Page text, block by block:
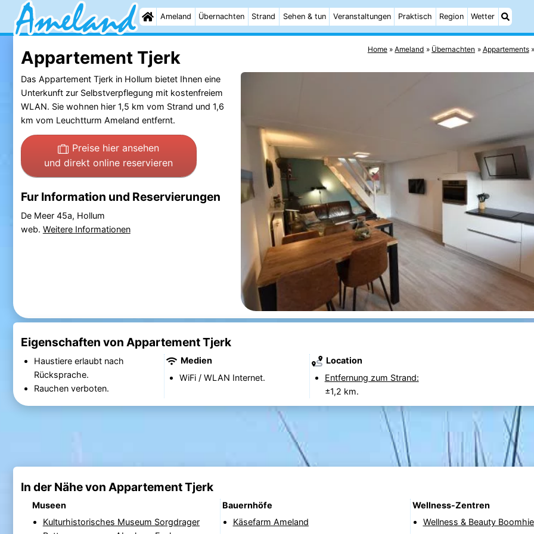
Ameland Übernachten Strand Sehen & tun Veranstaltungen Praktisch Region Wetter
Home Ameland Übernachten Appartements
Appartement Tjerk
Das Appartement Tjerk in Hollum bietet Ihnen eine
Unterkunft zur Selbstverpflegung mit kostenfreiem
WLAN. Sie wohnen hier 1,5 km vom Strand und 1,6
km vom Leuchtturm Ameland entfernt.
Preise hier ansehen
und direkt online reservieren
Fur Information und Reservierungen
De Meer 45a, Hollum
web. Weitere Informationen
Eigenschaften von Appartement Tjerk
Haustiere erlaubt nach
Rücksprache.
Rauchen verboten.
Medien
WiFi / WLAN Internet.
Location
Entfernung zum Strand:
±1,2 km.
In der Nähe von Appartement Tjerk
Museen
Kulturhistorisches Museum Sorgdrager
Bauernhöfe
Käsefarm Ameland
Wellness-Zentren
Wellness & Beauty